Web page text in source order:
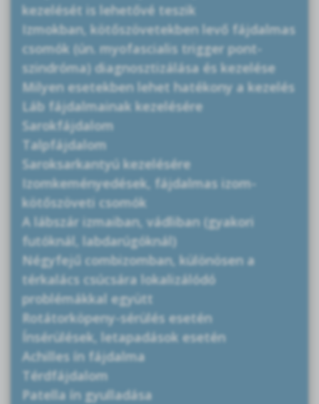
kezelését is lehetővé teszik
Izmokban, kötőszövetekben levő fájdalmas
csomók (ún. myofascialis trigger pont-
szindróma) diagnosztizálása és kezelése
Milyen esetekben lehet hatékony a kezelés
Láb fájdalmainak kezelésére
Sarokfájdalom
Talpfájdalom
Saroksarkantyú kezelésére
Izomkeményedések, fájdalmas izom-
kötőszöveti csomók
A lábszár izmaiban, vádliban (gyakori
futóknál, labdarúgóknál)
Négyfejű combizomban, különösen a
térkalács csúcsára lokalizálódó
problémákkal együtt
Rotátorköpeny-sérülés esetén
Ínsérülések, letapadások esetén
Achilles ín fájdalma
Térdfájdalom
Patella ín gyulladása